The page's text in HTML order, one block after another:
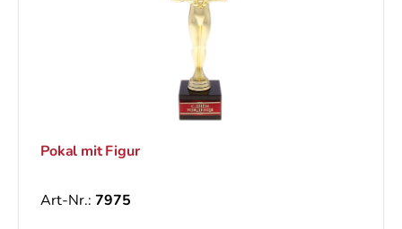
Pokal mit Figur
Art-Nr.: 7975